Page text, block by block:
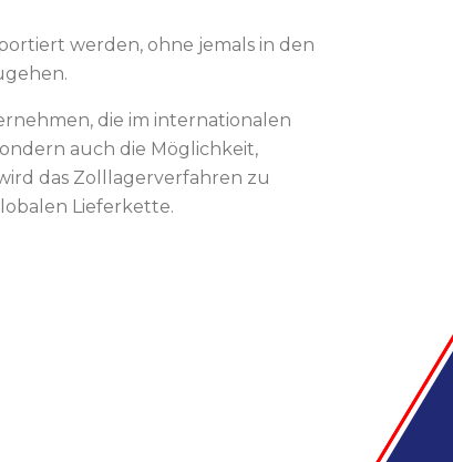
werden, ohne jemals in den
die im internationalen
auch die Möglichkeit,
das Zolllagerverfahren zu
Lieferkette.